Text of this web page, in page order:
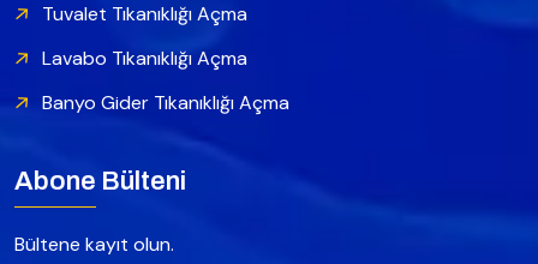
Tuvalet Tıkanıklığı Açma
Lavabo Tıkanıklığı Açma
Banyo Gider Tıkanıklığı Açma
Abone Bülteni
Bültene kayıt olun.